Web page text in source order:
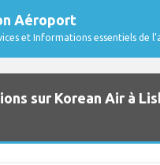
Aéroport
et Informations essentiels de
sur Korean Air à